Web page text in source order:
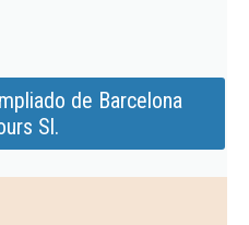
de Barcelona
Sl.